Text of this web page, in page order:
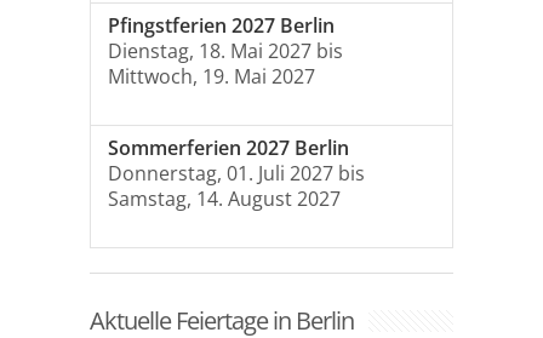
Pfingstferien 2027 Berlin
Dienstag, 18. Mai 2027 bis
Mittwoch, 19. Mai 2027
Sommerferien 2027 Berlin
Donnerstag, 01. Juli 2027 bis
Samstag, 14. August 2027
Aktuelle Feiertage in Berlin